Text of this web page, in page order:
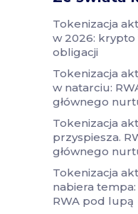
Tokenizacja
w 2026:
obligacji
Tokenizacja
w natarciu:
głównego
Tokenizacja
przyspiesza.
głównego
Tokenizacja
nabiera
RWA pod lupą